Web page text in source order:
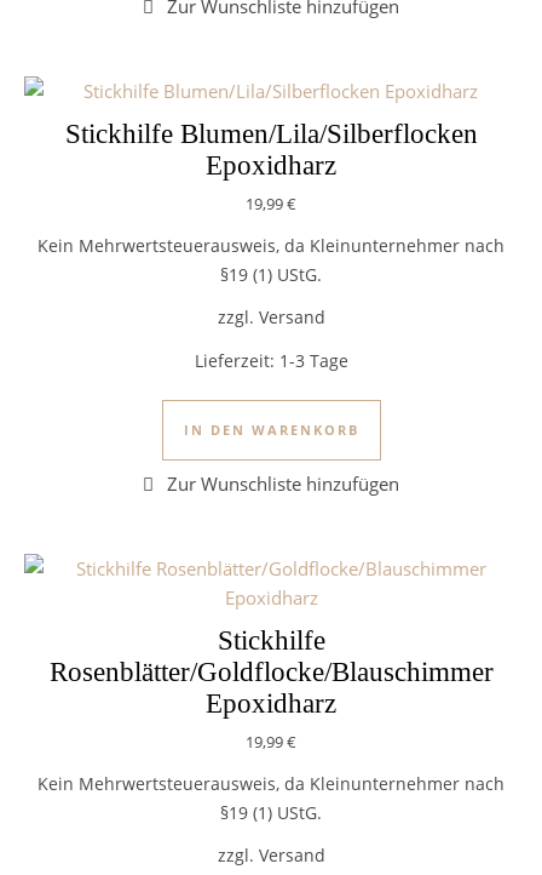
Stickhilfe Blumen/Lila/Silberflocken
Epoxidharz
19,99€
Kein Mehrwertsteuerausweis, da Kleinunternehmer nach
§19 (1) UStG.
zzgl. Versand
Lieferzeit: 1-3 Tage
IN DEN WARENKORB
Stickhilfe
Rosenblätter/Goldflocke/Blauschimmer
Epoxidharz
19,99€
Kein Mehrwertsteuerausweis, da Kleinunternehmer nach
§19 (1) UStG.
zzgl. Versand